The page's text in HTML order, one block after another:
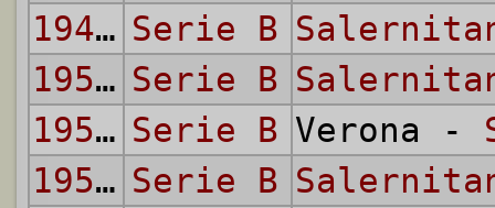
1949/50 Serie B
1950/51 Serie B
1950/51 Serie B Verona -
1951/52 Serie B